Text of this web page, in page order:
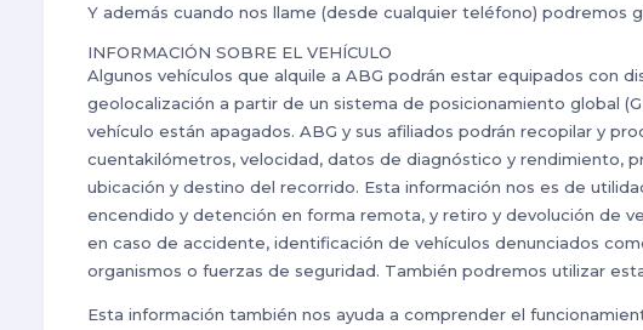
Y además cuando nos llame (desde cualquier teléfono) podremos
INFORMACIÓN SOBRE EL VEHÍCULO
Algunos vehículos que alquile a ABG podrán estar equipados con
geolocalización a partir de un sistema de posicionamiento global
vehículo están apagados. ABG y sus afiliados podrán recopilar y
cuentakilómetros, velocidad, datos de diagnóstico y rendimiento,
ubicación y destino del recorrido. Esta información nos es de
encendido y detención en forma remota, y retiro y devolución de
en caso de accidente, identificación de vehículos denunciados
organismos o fuerzas de seguridad. También podremos utilizar
Esta información también nos ayuda a comprender el